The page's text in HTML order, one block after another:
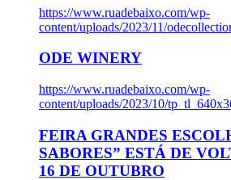
https://www.ruadebaixo.com/wp-
content/uploads/2023/11/
ODE WINERY
https://www.ruadebaixo.com/wp-
content/uploads/2023/10/
FEIRA GRANDES
SABORES” ESTÁ DE
16 DE OUTUBRO